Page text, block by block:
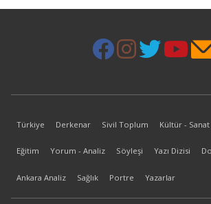
Türkiye Derkenar Sivil Toplum Kültür - Sanat
Eğitim Yorum - Analiz Söyleşi Yazı Dizisi
Ankara Analiz Sağlık Portre Yazarlar